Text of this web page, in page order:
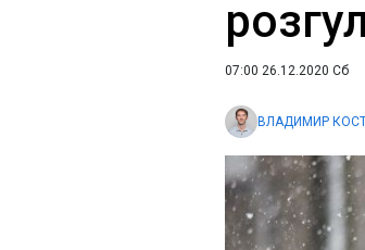
07:00 26.12.2020 Сб
ВЛАДИМИР